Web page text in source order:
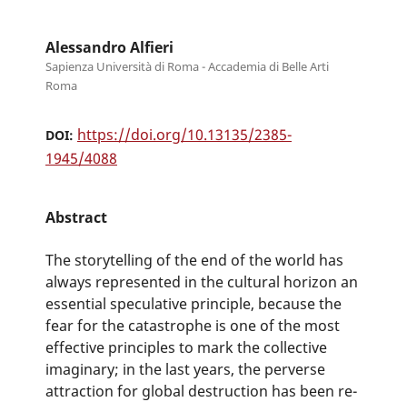
Alessandro Alfieri
Sapienza Università di Roma - Accademia di Belle Arti
Roma
DOI: https://doi.org/10.13135/2385-
1945/4088
Abstract
The storytelling of the end of the world has
always represented in the cultural horizon an
essential speculative principle, because the
fear for the catastrophe is one of the most
effective principles to mark the collective
imaginary; in the last years, the perverse
attraction for global destruction has been re-